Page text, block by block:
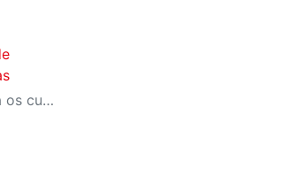
Na unidade de Rio Claro, as vagas são para os cursos de cordas friccionadas. As inscrições já estão abertas